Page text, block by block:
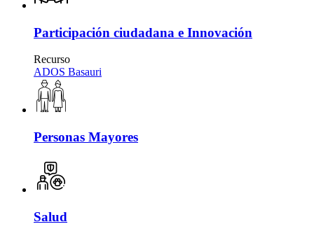
Participación ciudadana e Innovación
Recurso
ADOS Basauri
Personas Mayores
Salud